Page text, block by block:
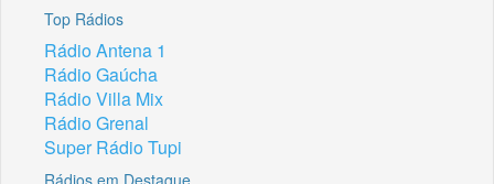
Top Rádios
Rádio Antena 1
Rádio Gaúcha
Rádio Villa Mix
Rádio Grenal
Super Rádio Tupi
Rádios em Destaque